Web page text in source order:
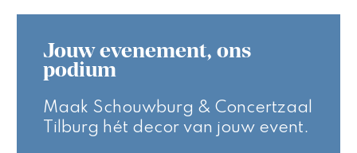
Jouw evenement, ons
podium
Maak Schouwburg & Concertzaal
Tilburg hét decor van jouw event.